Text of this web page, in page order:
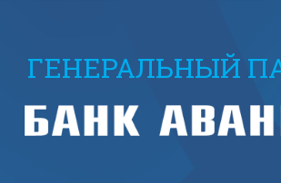
ГЕНЕРАЛЬНЫЙ